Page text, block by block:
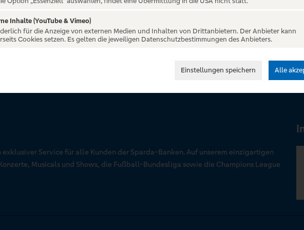
Service für alle Kunden der Sparda-Banken. Auf unserem einzigartigen
Musicals und Shows, die Fußball-Bundesliga sowie die Champions League
Inhalte (YouTube & Vimeo)
für die Anzeige von externen Medien und Inhalten von Drittanbietern. Der Anbieter kann
Cookies setzen. Es gelten die jeweiligen Datenschutzbestimmungen des Anbieters.
Einstellungen speichern Alle